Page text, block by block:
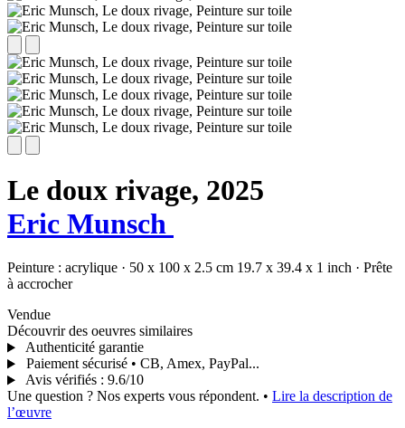
Le doux rivage, 2025
Eric Munsch
Peinture : acrylique · 50 x 100 x 2.5 cm 19.7 x 39.4 x 1 inch · Prête
à accrocher
Vendue
Découvrir des oeuvres similaires
Authenticité garantie
Paiement sécurisé • CB, Amex, PayPal...
Avis vérifiés : 9.6/10
Une question ? Nos experts vous répondent. • Lire la description de
l’œuvre